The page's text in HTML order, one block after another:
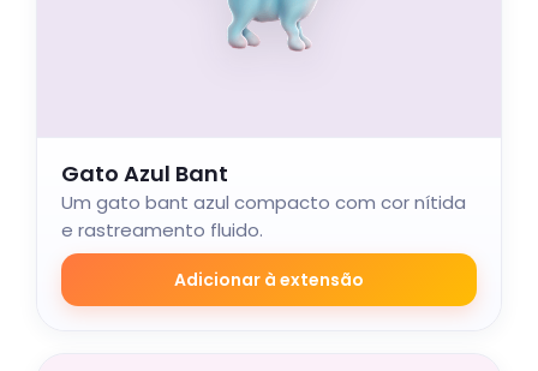
Gato Azul Bant
Um gato bant azul compacto com cor nítida
e rastreamento fluido.
Adicionar à extensão